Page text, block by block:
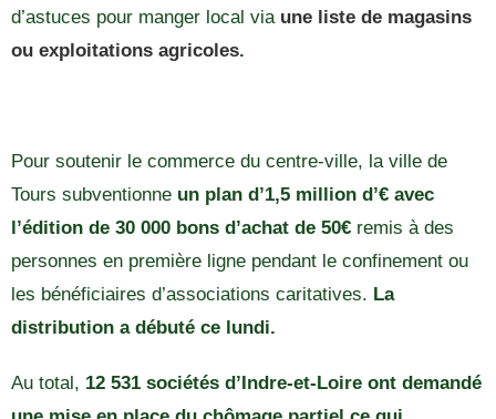
d’astuces pour manger local via une liste de magasins
ou exploitations agricoles.
Pour soutenir le commerce du centre-ville, la ville de
Tours subventionne un plan d’1,5 million d’€ avec
l’édition de 30 000 bons d’achat de 50€ remis à des
personnes en première ligne pendant le confinement ou
les bénéficiaires d’associations caritatives. La
distribution a débuté ce lundi.
Au total, 12 531 sociétés d’Indre-et-Loire ont demandé